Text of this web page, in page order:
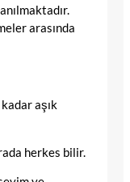
arasında
aşık
herkes bilir.